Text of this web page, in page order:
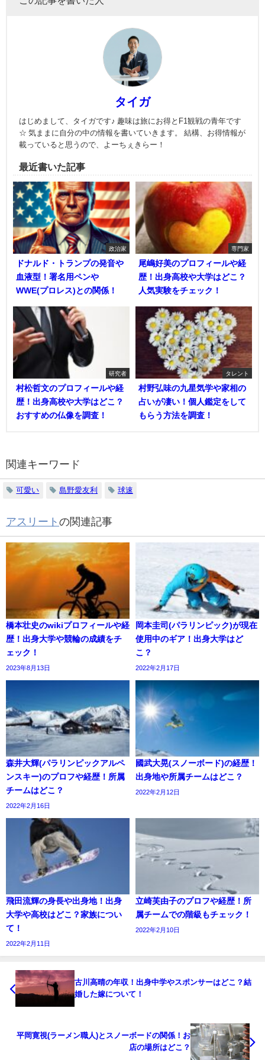
タイガ
はじめまして、タイガです♪ 趣味は旅にお得とF1観戦の青年です
☆ 気ままに自分の中の情報を書いていきます。 結構、お得情報が
載っていると思うので、よーちぇきらー！
最近書いた記事
政治家
ドナルド・トランプの発音や
血液型！署名用ペンや
WWE(プロレス)との関係！
専門家
尾嶋好美のプロフィールや経
歴！出身高校や大学はどこ？
人気実験をチェック！
研究者
村松哲文のプロフィールや経
歴！出身高校や大学はどこ？
おすすめの仏像を調査！
タレント
村野弘味の九星気学や家相の
占いが凄い！個人鑑定をして
もらう方法を調査！
関連キーワード
可愛い 島野愛友利 球速
アスリート の関連記事
橋本壮史のwikiプロフィールや経
歴！出身大学や競輪の成績をチ
ェック！
2023年8月13日
岡本圭司(パラリンピック)が現在
使用中のギア！出身大学はど
こ？
2022年2月17日
森井大輝(パラリンピックアルペ
ンスキー)のプロフや経歴！所属
チームはどこ？
2022年2月16日
國武大晃(スノーボード)の経歴！
出身地や所属チームはどこ？
2022年2月12日
飛田流輝の身長や出身地！出身
大学や高校はどこ？家族につい
て！
2022年2月11日
立崎芙由子のプロフや経歴！所
属チームでの階級もチェック！
2022年2月10日
古川高晴の年収！出身中学やスポンサーはどこ？結
婚した嫁について！
平岡寛視(ラーメン職人)とスノーボードの関係！お
店の場所はどこ？